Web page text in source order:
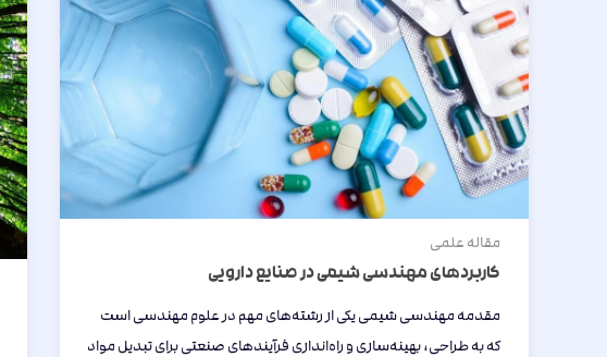
مقاله علمی
کاربردهای مهندسی شیمی در صنایع دارویی
مقدمه مهندسی شیمی یکی از رشته‌های مهم در علوم مهندسی است
که به طراحی، بهینه‌سازی و راه‌اندازی فرآیندهای صنعتی برای تبدیل مواد